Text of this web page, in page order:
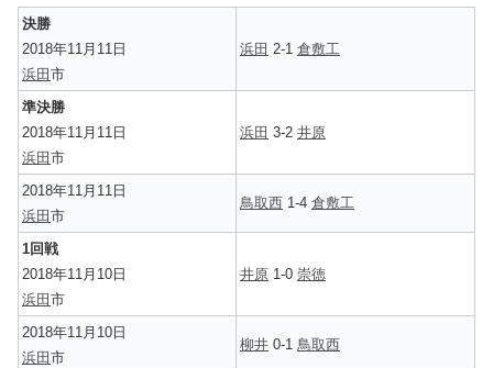
決勝
2018年11月11日
浜田 市
浜田 2-1 倉敷工
準決勝
2018年11月11日
浜田 市
浜田 3-2 井原
2018年11月11日
浜田 市
鳥取西 1-4 倉敷工
1回戦
2018年11月10日
浜田 市
井原 1-0 崇徳
2018年11月10日
浜田 市
柳井 0-1 鳥取西